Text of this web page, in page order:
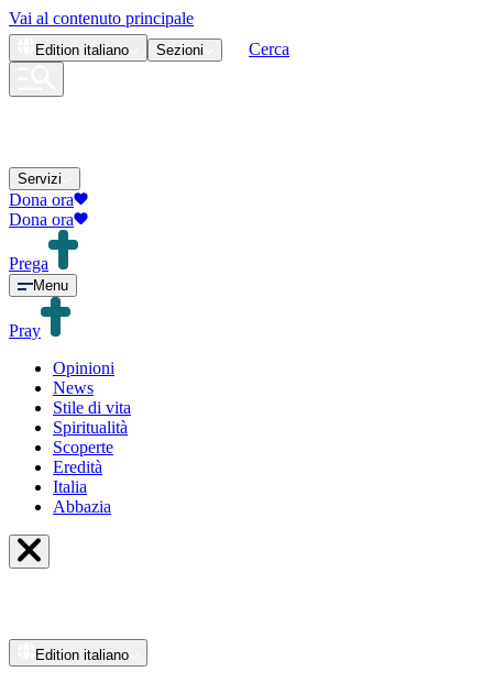
Vai al contenuto principale
Edition italiano Sezioni Cerca
Servizi
Dona ora
Dona ora
Prega
Menu
Pray
Opinioni
News
Stile di vita
Spiritualità
Scoperte
Eredità
Italia
Abbazia
Edition italiano